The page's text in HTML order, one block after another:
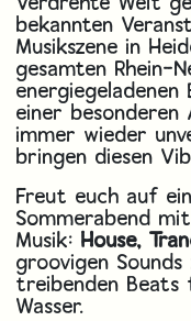
bekannten
Musikszene in
gesamten Rhein-
einer besonderen
immer wieder
bringen diesen
Freut euch auf
Sommerabend
Musik: House,
groovigen
treibenden
Wasser.